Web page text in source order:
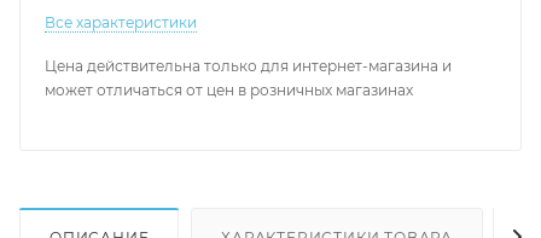
Все характеристики
Цена действительна только для интернет-магазина и
может отличаться от цен в розничных магазинах